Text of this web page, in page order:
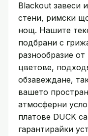
Blackout завеси
стени, римски
нощ. Нашите
подбрани с
разнообразие
цветове,
обзавеждане,
вашето
атмосферни
платове DUCK
гарантирайки